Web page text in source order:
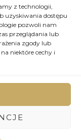
z technologii,
uzyskiwania dostępu
pozwoli nam
przeglądania lub
zgody lub
niektóre cechy i
do kontemplacji
wglądu.
ognistych